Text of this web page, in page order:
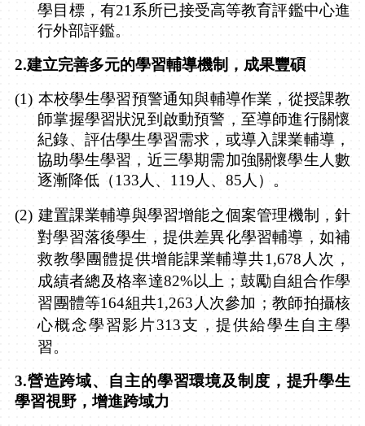
學目標，有21 系所已接受高等教育評鑑中心進
行外部評鑑。
2.建立完善多元的學習輔導機制，成果豐碩
(1) 本校學生學習預警通知與輔導作業，從授課教
師掌握學習狀況到啟動預警，至導師進行關懷
紀錄、評估學生學習需求，或導入課業輔導，
協助學生學習，近三學期需加強關懷學生人數
逐漸降低（133 人、 119 人、85 人）。
(2) 建置課業輔導與學習增能之個案管理機制，針
對學習落後學生，提供差異化學習輔導，如補
救教學團體提供增能課業輔導共1,678 人次，
成績者總及格率達82%以上；鼓勵自組合作學
習團體等164組共1,263 人次參加；教師拍攝核
心概念學習影片313支，提供給學生自主學
習。
3.營造跨域、自主的學習環境及制度，提升學生
學習視野，增進跨域力